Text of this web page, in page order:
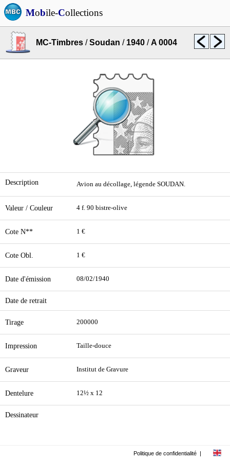
Mobile-Collections
MC-Timbres /Soudan / 1940 /A 0004
Description Avion au décollage, légende SOUDAN.
Valeur / Couleur 4 f. 90 bistre-olive
Cote N** 1 €
Cote Obl. 1 €
Date d'émission 08/02/1940
Date de retrait
Tirage 200000
Impression Taille-douce
Graveur Institut de Gravure
Dentelure 12½ x 12
Dessinateur
Politique de confidentialité |